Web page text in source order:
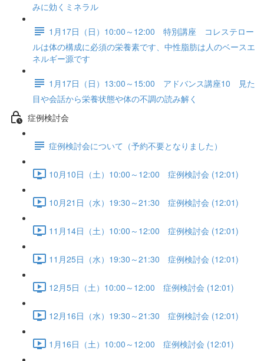
みに効くミネラル
1月17日（日）10:00～12:00 特別講座 コレステロー
ルは体の構成に必須の栄養素です、中性脂肪は人のベースエ
ネルギー源です
1月17日（日）13:00～15:00 アドバンス講座10 見た
目や会話から栄養状態や体の不調の読み解く
症例検討会
症例検討会について（予約不要となりました）
10月10日（土）10:00～12:00 症例検討会 (12:01)
10月21日（水）19:30～21:30 症例検討会 (12:01)
11月14日（土）10:00～12:00 症例検討会 (12:01)
11月25日（水）19:30～21:30 症例検討会 (12:01)
12月5日（土）10:00～12:00 症例検討会 (12:01)
12月16日（水）19:30～21:30 症例検討会 (12:01)
1月16日（土）10:00～12:00 症例検討会 (12:01)